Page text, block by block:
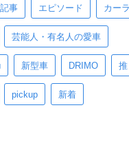
事 エピソード カー
芸能人・有名人の愛車
新型車 DRIMO
pickup 新着